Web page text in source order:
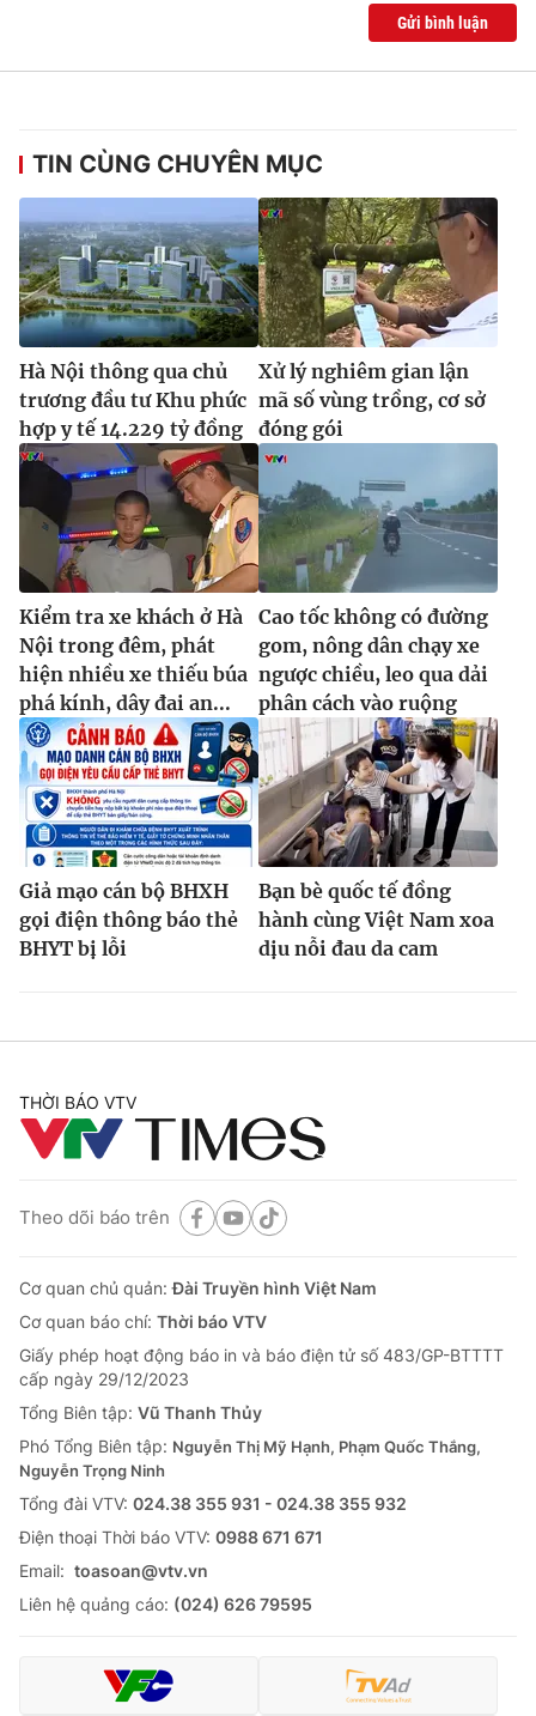
thuận bằng văn bản. Ghi rõ nguồn VTV.vn khi phát hành lại
Gửi bình luận
TIN CÙNG CHUYÊN MỤC
Hà Nội thông qua chủ
trương đầu tư Khu phức
hợp y tế 14.229 tỷ đồng
Xử lý nghiêm gian lận
mã số vùng trồng, cơ sở
đóng gói
Kiểm tra xe khách ở Hà
Nội trong đêm, phát
hiện nhiều xe thiếu búa
phá kính, dây đai an...
Cao tốc không có đường
gom, nông dân chạy xe
ngược chiều, leo qua dải
phân cách vào ruộng
Giả mạo cán bộ BHXH
gọi điện thông báo thẻ
BHYT bị lỗi
Bạn bè quốc tế đồng
hành cùng Việt Nam xoa
dịu nỗi đau da cam
THỜI BÁO VTV
Theo dõi báo trên
Cơ quan chủ quản:Đài Truyền hình Việt Nam
Cơ quan báo chí: Thời báo VTV
Giấy phép hoạt động báo in và báo điện tử số 483/GP-BTTTT
cấp ngày 29/12/2023
Tổng Biên tập: Vũ Thanh Thủy
Phó Tổng Biên tập: Nguyễn Thị Mỹ Hạnh, Phạm Quốc Thắng,
Nguyễn Trọng Ninh
Tổng đài VTV: 024.38 355 931 - 024.38 355 932
Ðiện thoại Thời báo VTV: 0988 671 671
Email: toasoan@vtv.vn
Liên hệ quảng cáo: (024) 626 79595